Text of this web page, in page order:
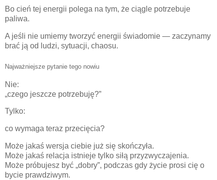
Bo cień tej energii polega na tym, że ciągle potrzebuje
paliwa.
A jeśli nie umiemy tworzyć energii świadomie — zaczynamy
brać ją od ludzi, sytuacji, chaosu.
Najważniejsze pytanie tego nowiu
Nie:
„czego jeszcze potrzebuję?”
Tylko:
co wymaga teraz przecięcia?
Może jakaś wersja ciebie już się skończyła.
Może jakaś relacja istnieje tylko siłą przyzwyczajenia.
Może próbujesz być „dobry”, podczas gdy życie prosi cię o
bycie prawdziwym.